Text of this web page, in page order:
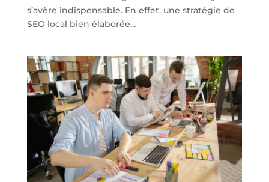
s’avère indispensable. En effet, une stratégie de
SEO local bien élaborée...